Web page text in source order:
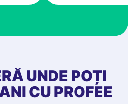
at Profee is very
first started
app, and they
quick to provide
UNDE POȚI
CU PROFEE